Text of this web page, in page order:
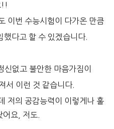
!!
이번 수능시험이 다가온 만큼
했다고 할 수 있겠습니다.
신없고 불안한 마음가짐이
서 이런 것 같습니다.
저의 공감능력이 이렇게나 훌
요, 저도.